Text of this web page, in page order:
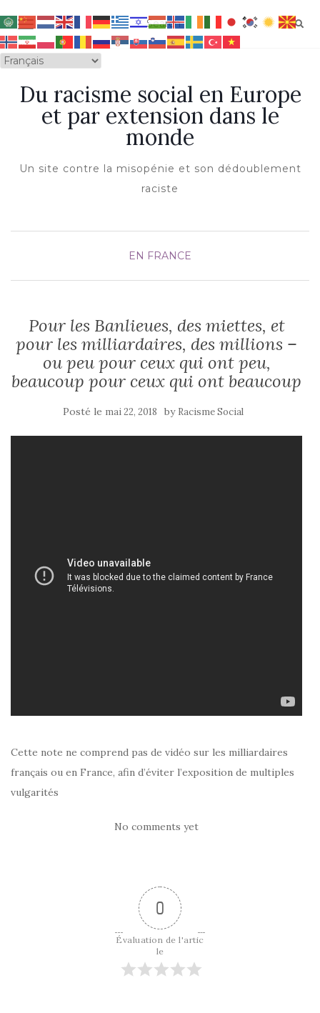
OUVRIR/FERMER LA NAVIGATION
Du racisme social en Europe
et par extension dans le
monde
Un site contre la misopénie et son dédoublement
raciste
EN FRANCE
Pour les Banlieues, des miettes, et
pour les milliardaires, des millions –
ou peu pour ceux qui ont peu,
beaucoup pour ceux qui ont beaucoup
Posté le mai 22, 2018 by Racisme Social
Cette note ne comprend pas de vidéo sur les milliardaires
français ou en France, afin d’éviter l’exposition de multiples
vulgarités
No comments yet
0
Évaluation de l'artic
le